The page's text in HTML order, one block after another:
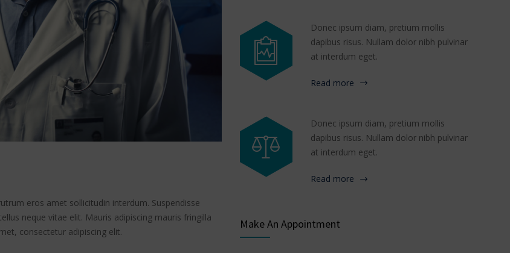
eros amet sollicitudin interdum. Suspendisse
neque vitae elit. Mauris adipiscing mauris fringilla
consectetur adipiscing elit.
Donec ipsum diam, pretium mollis
dapibus risus. Nullam dolor nibh pulvinar
at interdum eget.
Read more
Donec ipsum diam, pretium mollis
dapibus risus. Nullam dolor nibh pulvinar
at interdum eget.
Read more
Make An Appointment